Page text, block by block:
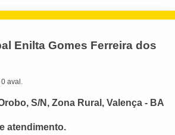
Enilta Gomes Ferreira dos
0 aval.
S/N, Zona Rural, Valença - BA
atendimento.